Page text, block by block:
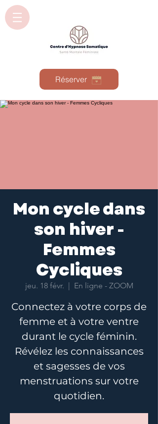
Réserver
Mon cycle dans
son hiver -
Femmes
Cycliques
jeu. 18 févr.
  |
En ligne - ZOOM
Connectez à votre corps de
femme et à votre ventre
durant le cycle féminin.
Révélez les connaissances
et sagesses de vos
menstruations sur votre
quotidien.